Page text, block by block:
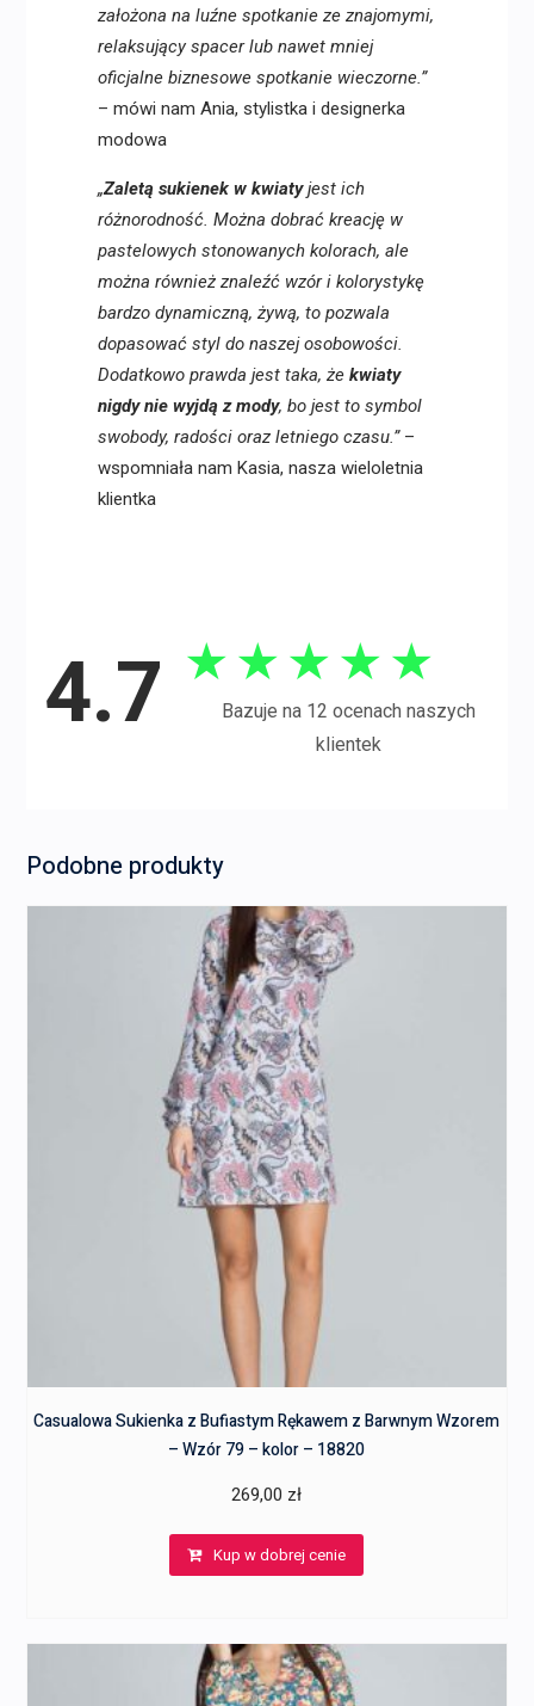
założona na luźne spotkanie ze znajomymi,
relaksujący spacer lub nawet mniej
oficjalne biznesowe spotkanie wieczorne.”
– mówi nam Ania, stylistka i designerka
modowa
„Zaletą sukienek w kwiatyjest ich
różnorodność. Można dobrać kreację w
pastelowych stonowanych kolorach, ale
można również znaleźć wzór i kolorystykę
bardzo dynamiczną, żywą, to pozwala
dopasować styl do naszej osobowości.
Dodatkowo prawda jest taka, że kwiaty
nigdy nie wyjdą z mody, bo jest to symbol
swobody, radości oraz letniego czasu.”–
wspomniała nam Kasia, nasza wieloletnia
klientka
4.7 ★ ★ ★ ★ ★
Bazuje na 12 ocenach naszych
klientek
Podobne produkty
Casualowa Sukienka z Bufiastym Rękawem z Barwnym Wzorem
– Wzór 79 – kolor – 18820
269,00 zł
Kup w dobrej cenie